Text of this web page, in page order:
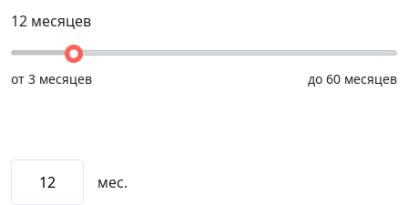
12 месяцев
от 3 месяцев до 60 месяцев
мес.